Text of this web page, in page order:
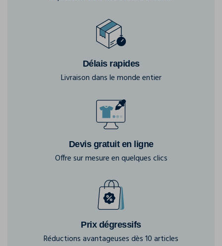
Délais rapides
Livraison dans le monde entier
Devis gratuit en ligne
Offre sur mesure en quelques clics
Prix dégressifs
Réductions avantageuses dès 10 articles